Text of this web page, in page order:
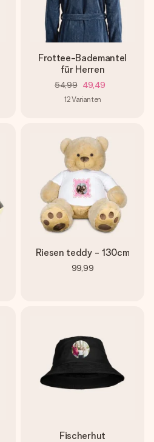
Frottee-Bademantel
für Herren
54,99 49,49
12Varianten
Riesen teddy - 130cm
99,99
Fischerhut